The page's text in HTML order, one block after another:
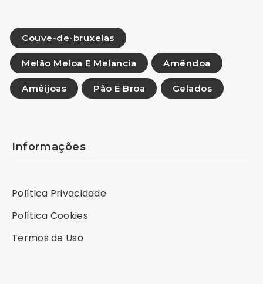
Couve-de-bruxelas
Melão Meloa E Melancia Amêndoa
Amêijoas Pão E Broa Gelados
Informações
Política Privacidade
Política Cookies
Termos de Uso